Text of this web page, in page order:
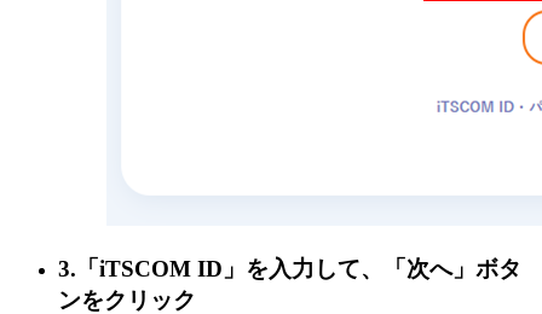
3.「iTSCOM ID」を入力して、「次へ」ボタ
ンをクリック